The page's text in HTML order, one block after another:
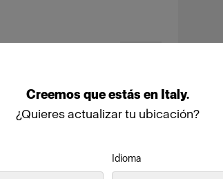
Creemos queestás en Italy.
¿Quieres actualizar tu ubicación?
Idioma